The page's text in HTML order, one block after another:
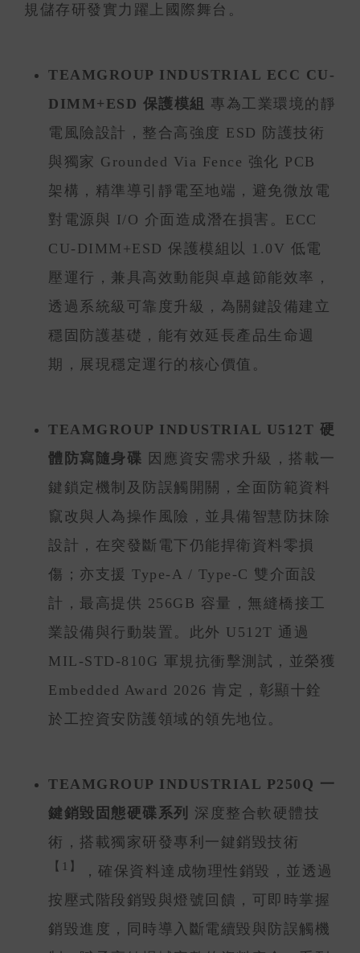
規儲存研發實力躍上國際舞台。
TEAMGROUP INDUSTRIAL ECC CU-
DIMM+ESD 保護模組
專為工業環境的靜
電風險設計，整合高強度 ESD 防護技術
與獨家 Grounded Via Fence 強化 PCB
架構，精準導引靜電至地端，避免微放電
對電源與 I/O 介面造成潛在損害。ECC
CU-DIMM+ESD 保護模組以 1.0V 低電
壓運行，兼具高效動能與卓越節能效率，
透過系統級可靠度升級，為關鍵設備建立
穩固防護基礎，能有效延長產品生命週
期，展現穩定運行的核心價值。
TEAMGROUP INDUSTRIAL U512T 硬
體防寫隨身碟 因應資安需求升級，搭載一
鍵鎖定機制及防誤觸開關，全面防範資料
竄改與人為操作風險，並具備智慧防抹除
設計，在突發斷電下仍能捍衛資料零損
傷；亦支援 Type-A / Type-C 雙介面設
計，最高提供 256GB 容量，無縫橋接工
業設備與行動裝置。此外 U512T 通過
MIL-STD-810G 軍規抗衝擊測試，並榮獲
Embedded Award 2026 肯定，彰顯十銓
於工控資安防護領域的領先地位。
TEAMGROUP INDUSTRIAL P250Q 一
鍵銷毀固態硬碟系列
深度整合軟硬體技
術，搭載獨家研發專利一鍵銷毀技術
【1】
，確保資料達成物理性銷毀，並透過
按壓式階段銷毀與燈號回饋，可即時掌握
銷毀進度，同時導入斷電續毀與防誤觸機